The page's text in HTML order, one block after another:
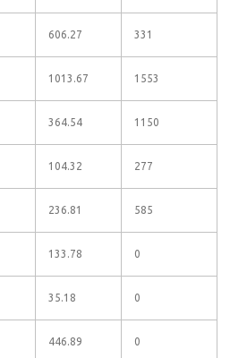
606.27 331
1013.67 1553
364.54 1150
104.32 277
236.81 585
133.78 0
35.18 0
446.89 0